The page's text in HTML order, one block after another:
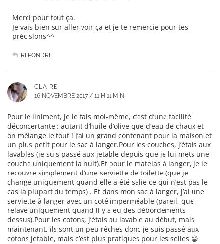
Merci pour tout ça.
Je vais bien sur aller voir ça et je te remercie pour tes
précisions^^
RÉPONDRE
CLAIRE
16 NOVEMBRE 2017 / 11 H 11 MIN
Pour le liniment, je le fais moi-même, c’est d’une facilité
déconcertante : autant d’huile d’olive que d’eau de chaux et
on mélange le tout ! J’ai un grand contenant pour la maison et
un plus petit pour le sac à langer.Pour les couches, j’étais aux
lavables (je suis passé aux jetable depuis que je lui mets une
couche uniquement la nuit).Et pour le matelas à langer, je le
recouvre simplement d’une serviette de toilette (que je
change uniquement quand elle a été salie ce qui n’est pas le
cas la plupart du temps) . Et dans mon sac à langer, j’ai une
serviette à langer avec un coté imperméable (pareil, que
relave uniquement quand il y a eu des débordements
dessus).Pour les cotons, j’étais au lavable au début, mais
maintenant, ils sont un peu rêches donc je suis passé aux
cotons jetable, mais c’est plus pratiques pour les selles 😁